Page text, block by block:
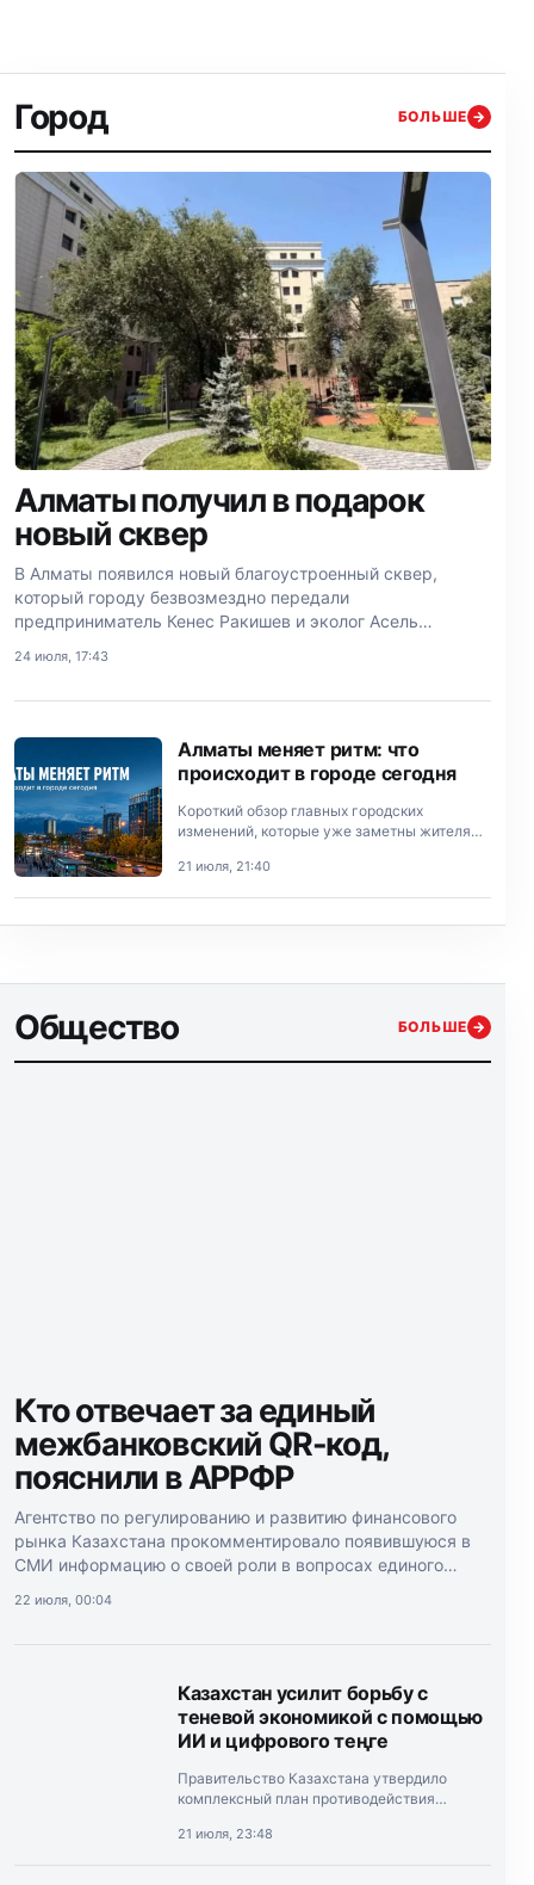
Город БОЛЬШЕ →
Алматы получил в подарок
новый сквер
В Алматы появился новый благоустроенный сквер,
который городу безвозмездно передали
предприниматель Кенес Ракишев и эколог Асель
24 июля, 17:43
Алматы меняет ритм: что
происходит в городе сегодня
Короткий обзор главных городских
изменений, которые уже заметны жителям
21 июля, 21:40
Общество БОЛЬШЕ →
Кто отвечает за единый
межбанковский QR-код,
пояснили в АРРФР
Агентство по регулированию и развитию финансового
рынка Казахстана прокомментировало появившуюся в
СМИ информацию о своей роли в вопросах единого
22 июля, 00:04
Казахстан усилит борьбу с
теневой экономикой с помощью
ИИ и цифрового теңге
Правительство Казахстана утвердило
комплексный план противодействия
Документ подписал премьер-министр
21 июля, 23:48